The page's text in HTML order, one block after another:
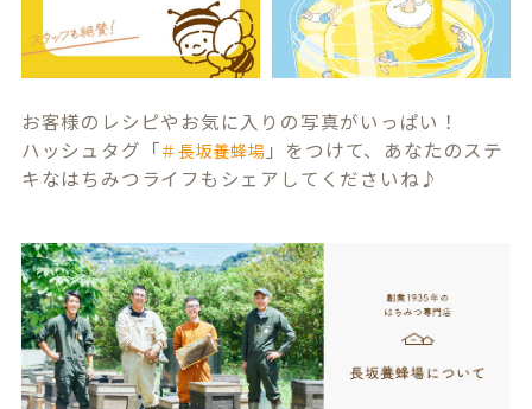
お客様のレシピやお気に入りの写真がいっぱい！
ハッシュタグ「＃長坂養蜂場 」をつけて、あなたのステ
キなはちみつライフもシェアしてくださいね♪